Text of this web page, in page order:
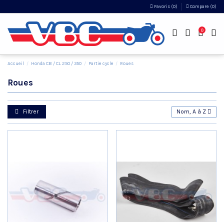
Favoris (0) Compare (0)
0
Accueil Honda CB / CL 250 / 350 Partie cycle Roues
Roues
Filtrer Nom, A à Z